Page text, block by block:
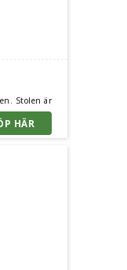
Stolen är